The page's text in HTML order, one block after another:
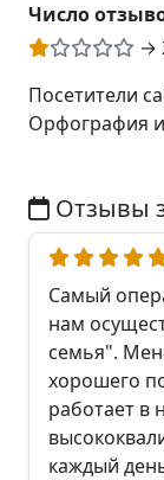
Число
→
Посетители
Орфография
Отзывы
Самый
нам
семья".
хорошего
работает в
каждый